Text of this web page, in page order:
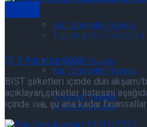
Kar Tahminleri Raporu
İş Varant Duyuru
İş Varant İhraçlar
Açıklanan Kar Rakamları
Kar Tahminleri Raporu
İş Varant Duyuru
Açıklanan Kar
3 Ağustos 2026
BIST şirketleri içinde dün akşam/
açıklayan şirketler listesini
içinde ise, şu ana kadar